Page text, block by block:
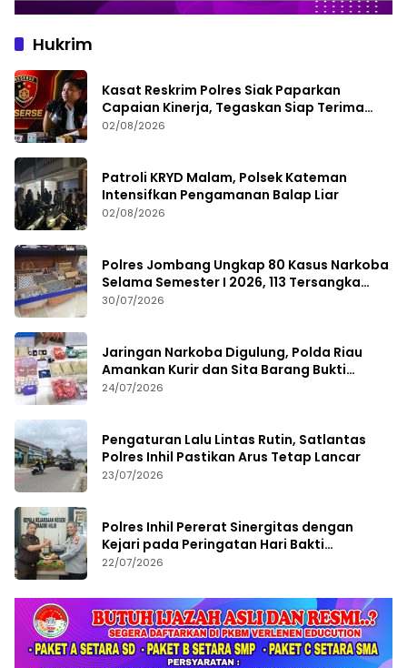
Hukrim
Kasat Reskrim Polres Siak Paparkan
Capaian Kinerja, Tegaskan Siap Terima
Kritik dan Evaluasi
02/08/2026
Patroli KRYD Malam, Polsek Kateman
Intensifkan Pengamanan Balap Liar
02/08/2026
Polres Jombang Ungkap 80 Kasus Narkoba
Selama Semester I 2026, 113 Tersangka
Diamankan
30/07/2026
Jaringan Narkoba Digulung, Polda Riau
Amankan Kurir dan Sita Barang Bukti
Bernilai Fantastis
24/07/2026
Pengaturan Lalu Lintas Rutin, Satlantas
Polres Inhil Pastikan Arus Tetap Lancar
23/07/2026
Polres Inhil Pererat Sinergitas dengan
Kejari pada Peringatan Hari Bakti
Adhyaksa ke-66
22/07/2026